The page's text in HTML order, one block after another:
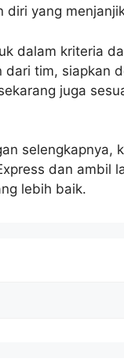
diri yang
dalam kriteria
dari tim, siapkan
juga
selengkapnya,
dan ambil
lebih baik.